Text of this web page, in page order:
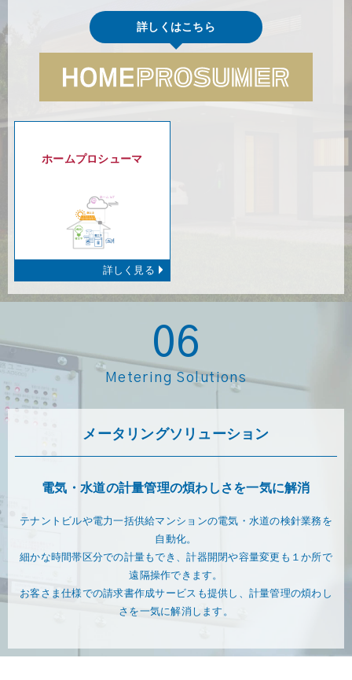
詳しくはこちら
ホームプロシューマ
詳しく見る
06
Metering Solutions
メータリングソリューション
電気・水道の計量管理の煩わしさを一気に解消
テナントビルや電力一括供給マンションの電気・水道の検針業務を
自動化。
細かな時間帯区分での計量もでき、計器開閉や容量変更も１か所で
遠隔操作できます。
お客さま仕様での請求書作成サービスも提供し、計量管理の煩わし
さを一気に解消します。